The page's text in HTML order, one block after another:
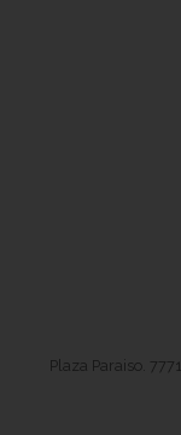
Plaza Paraiso.